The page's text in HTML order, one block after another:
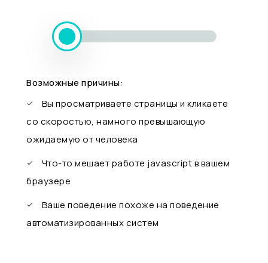
Возможные причины:
Вы просматриваете страницы и кликаете
со скоростью, намного превышающую
ожидаемую от человека
Что-то мешает работе javascript в вашем
браузере
Ваше поведение похоже на поведение
автоматизированных систем